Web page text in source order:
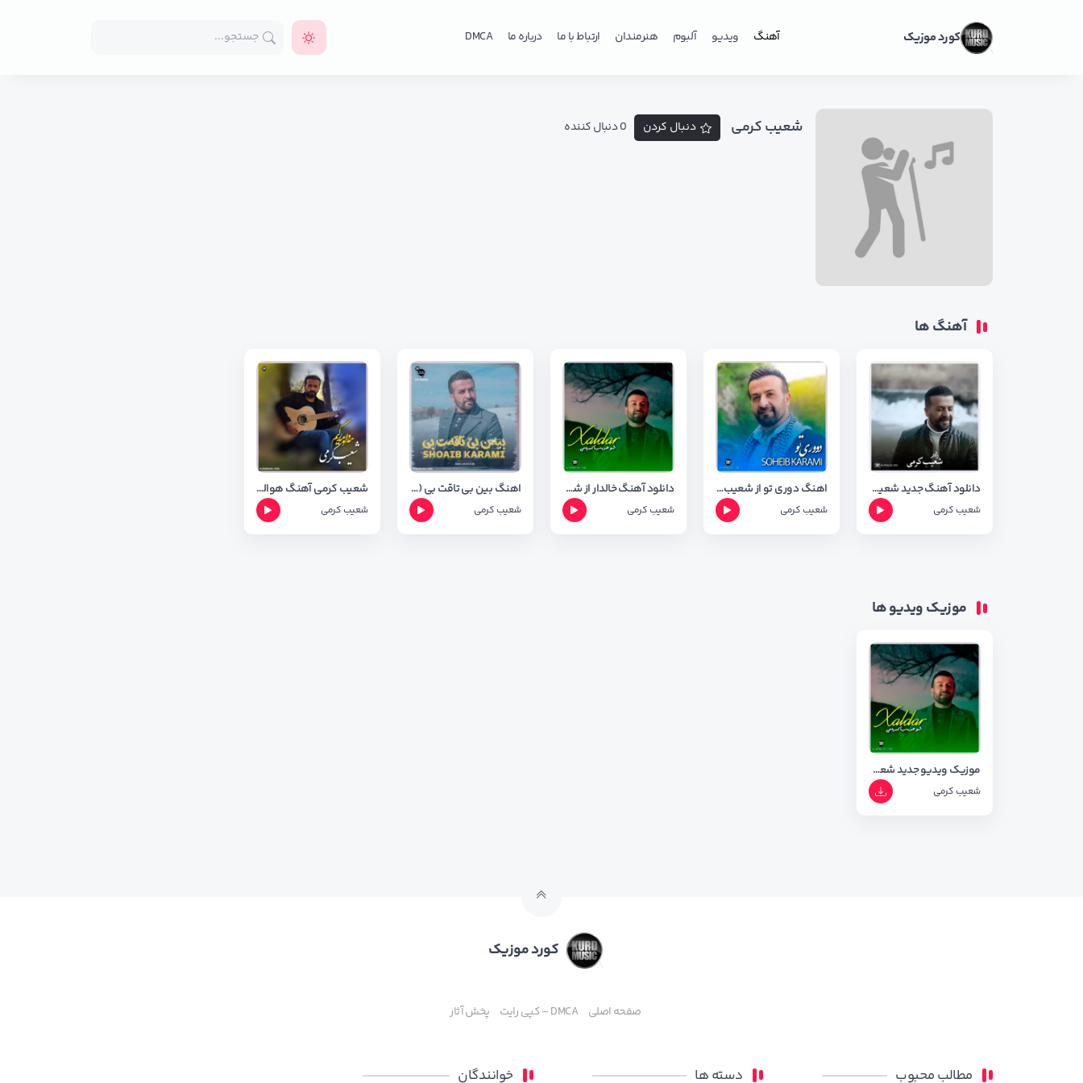
کورد موزیک آهنگ ویدیو آلبوم هنرمندان ارتباط با ما درباره ما DMCA
شعیب کرمی دنبال کردن 0 دنبال کننده
آهنگ ها
دانلود آهنگ جدید شعیب کرمی به نام زام + ترجمه اهنگ
شعیب کرمی
اهنگ دوری تو از شعیب کرمی با کیفیت ۳۲۰ و شعر اهنگ
شعیب کرمی
دانلود آهنگ خالدار از شعیب کرمی + ترجمه آهنگ
شعیب کرمی
اهنگ بین بی تاقت بی ( بییه ن بی تاقه ت بی ) از شعیب کرمی ✅ متن آهنگ
شعیب کرمی
شعیب کرمی آهنگ هوالو مرگیم + متن آهنگ
شعیب کرمی
موزیک ویدیو ها
موزیک ویدیو جدید شعیب کرمی به نام خالدار+ متن ویدیو
شعیب کرمی
کورد موزیک
صفحه اصلی DMCA – کپی رایت پخش آثار
مطالب محبوب دسته ها خوانندگان